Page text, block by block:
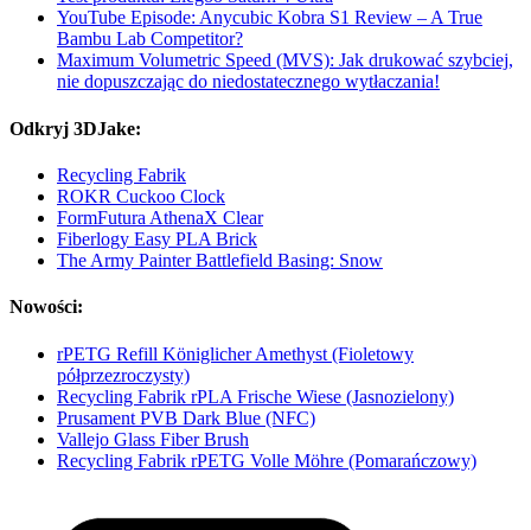
YouTube Episode: Anycubic Kobra S1 Review – A True
Bambu Lab Competitor?
Maximum Volumetric Speed (MVS): Jak drukować szybciej,
nie dopuszczając do niedostatecznego wytłaczania!
Odkryj 3DJake:
Recycling Fabrik
ROKR Cuckoo Clock
FormFutura AthenaX Clear
Fiberlogy Easy PLA Brick
The Army Painter Battlefield Basing: Snow
Nowości:
rPETG Refill Königlicher Amethyst (Fioletowy
półprzezroczysty)
Recycling Fabrik rPLA Frische Wiese (Jasnozielony)
Prusament PVB Dark Blue (NFC)
Vallejo Glass Fiber Brush
Recycling Fabrik rPETG Volle Möhre (Pomarańczowy)